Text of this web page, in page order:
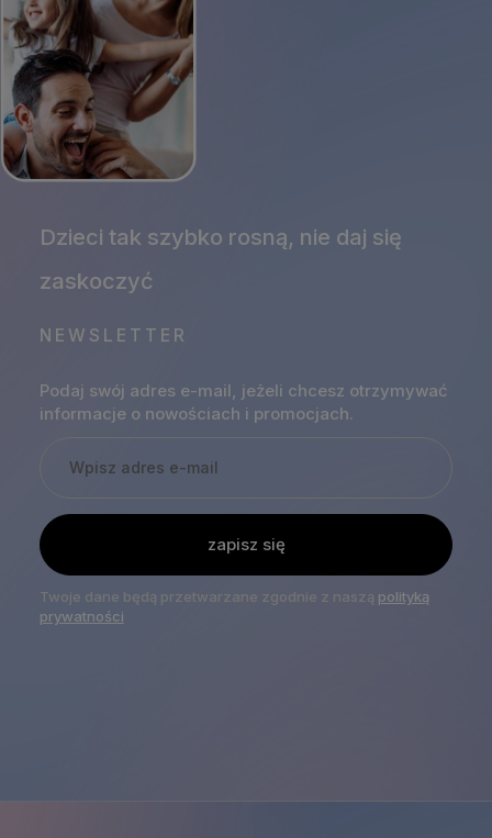
NEWSLETTER
Podaj swój adres e-mail, jeżeli chcesz otrzymywać
informacje o nowościach i promocjach.
zapisz się
Twoje dane będą przetwarzane zgodnie z naszą polityką
prywatności